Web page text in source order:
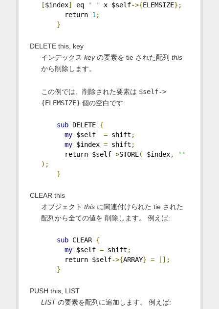
[$index] eq ' ' x $self->{ELEMSIZE};
return 1;
}
DELETE this, key
インデックス keyの要素を tie された配列 this
から削除します。
この例では、削除された要素は $self->
{ELEMSIZE} 個の空白です:
sub DELETE {
my $self = shift ;
my $index = shift ;
return $self->STORE( $index,
''
);
}
CLEAR this
オブジェクト thisに関連付けられた tie された
配列から全ての値を 削除します。 例えば:
sub CLEAR {
my $self = shift ;
return $self->{ARRAY} =
[];
}
PUSH this, LIST
LISTの要素を配列に追加します。 例えば: